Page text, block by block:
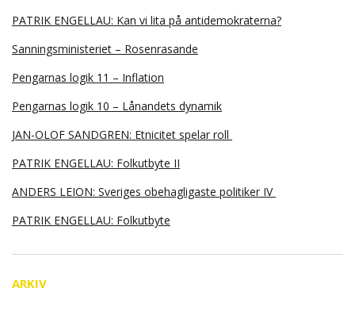
PATRIK ENGELLAU: Kan vi lita på antidemokraterna?
Sanningsministeriet – Rosenrasande
Pengarnas logik 11 – Inflation
Pengarnas logik 10 – Lånandets dynamik
JAN-OLOF SANDGREN: Etnicitet spelar roll
PATRIK ENGELLAU: Folkutbyte II
ANDERS LEION: Sveriges obehagligaste politiker IV
PATRIK ENGELLAU: Folkutbyte
ARKIV